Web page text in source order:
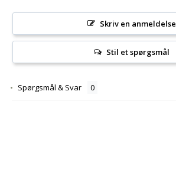
Skriv en anmeldelse
Stil et spørgsmål
Spørgsmål & Svar